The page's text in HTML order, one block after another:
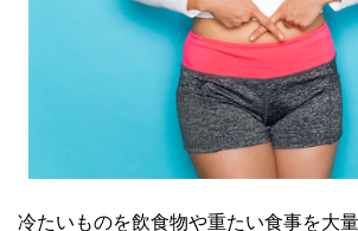
冷たいものを飲食物や重たい食事を大